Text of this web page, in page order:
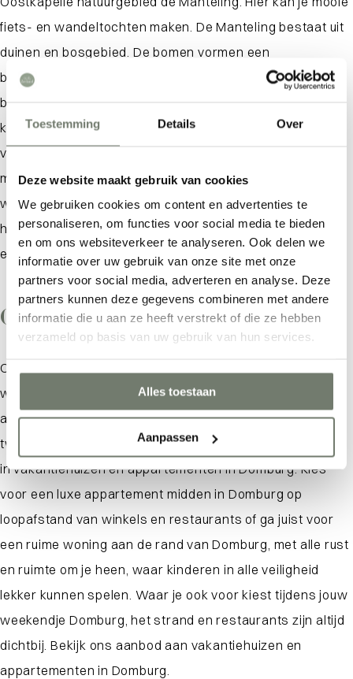
Toestemming Details Over
Deze website maakt gebruik van cookies
We gebruiken cookies om content en advertenties te
personaliseren, om functies voor social media te bieden
en om ons websiteverkeer te analyseren. Ook delen we
informatie over uw gebruik van onze site met onze
partners voor social media, adverteren en analyse. Deze
partners kunnen deze gegevens combineren met andere
informatie die u aan ze heeft verstrekt of die ze hebben
verzameld op basis van uw gebruik van hun services.
Alles toestaan
Aanpassen
Waar ben je naar op zoek?
fiets- en wandeltochten maken. De Manteling bestaat uit
duinen en bosgebied. De bomen vormen een
bescherming tegen de felle wind uit zee. Rijke lieden
bouwden hier in de 17
kasteel Westhove. Deze kastelen en landhuizen zijn niet
vrij toegankelijk, maar je kunt heerlijke wandelingen
maken in de tuinen langs vijverpartijen. In het voorjaar
wandel je tussen de vele bloeiende rododendrons en in
het najaar is de kans groot dat je oog in oog staat met
een van de herten die hier leven.
Comfortabele accommodaties
Op zoek naar een comfortabele accommodatie voor je
weekendje weg naar Domburg? Het aanbod aan
accommodaties in Domburg is groot. Of je nu met z’n
tweeën komt of met het hele gezin, er is een ruime keuze
in vakantiehuizen en appartementen in Domburg. Kies
voor een luxe appartement midden in Domburg op
loopafstand van winkels en restaurants of ga juist voor
een ruime woning aan de rand van Domburg, met alle rust
en ruimte om je heen, waar kinderen in alle veiligheid
lekker kunnen spelen. Waar je ook voor kiest tijdens jouw
weekendje Domburg, het strand en restaurants zijn altijd
dichtbij. Bekijk ons aanbod aan vakantiehuizen en
appartementen in Domburg.